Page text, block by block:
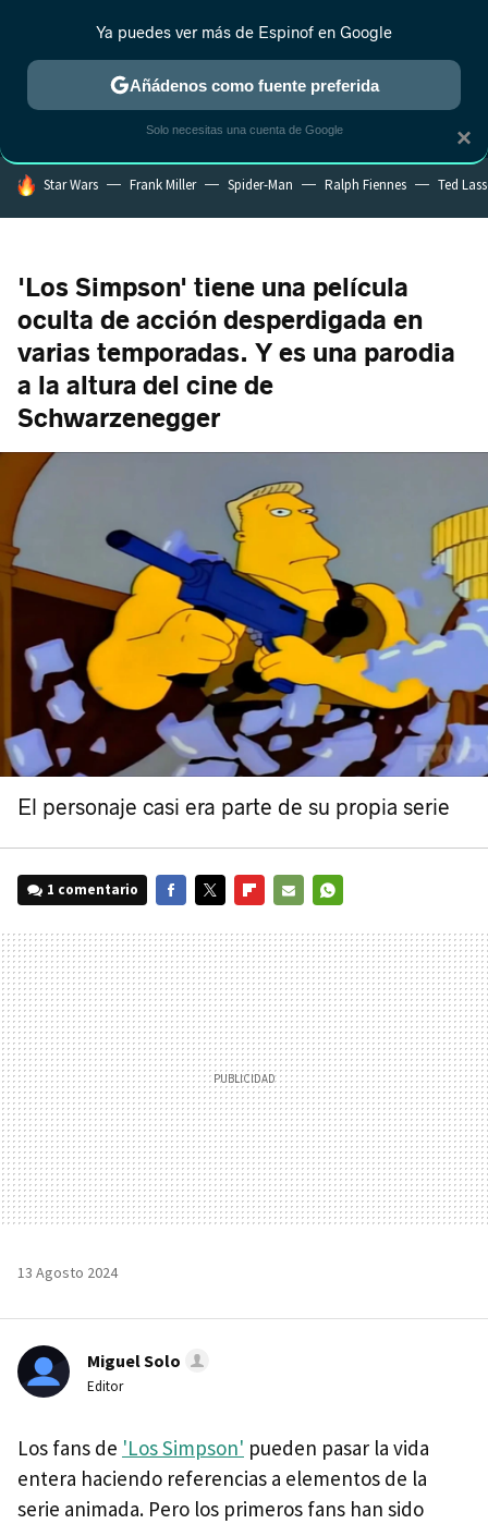
MENÚ NUEVO
ESTRENOS REALITY ANIME RANKINGS CINE
HOY SE HABLA DE
Star Wars Frank Miller Spider-Man Ralph Fiennes Ted
'Los Simpson' tiene una película
oculta de acción desperdigada en
varias temporadas. Y es una parodia
a la altura del cine de
Schwarzenegger
El personaje casi era parte de su propia serie
1 comentario
MAIL
13 Agosto 2024
Miguel Solo
Editor
Los fans de 'Los Simpson' pueden pasar la vida
entera haciendo referencias a elementos de la
serie animada. Pero los primeros fans han sido
×
Ya puedes ver más de Espinof en Google
Añádenos como fuente preferida
Solo necesitas una cuenta de Google